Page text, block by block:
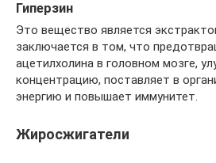
Гиперзин
Это вещество является
заключается в том, что
ацетилхолина в головном мозге,
концентрацию, поставляет в
энергию и повышает иммунитет.
Жиросжигатели